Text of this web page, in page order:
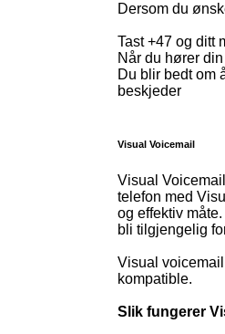
Dersom du
Tast +47 og ditt
Når du hører
Du blir bedt om
beskjeder
Visual Voicemail
Visual
telefon med
og effektiv
bli tilgjengelig
Visual
kompatible.
Slik fungerer